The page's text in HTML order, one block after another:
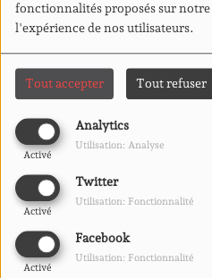
fonctionnalités proposés sur
l'expérience de nos utilisateurs.
Tout accepter Tout refuser
Analytics
Activé
Utilisation: Analyse
Twitter
Activé
Utilisation: Fonctionnalité
Facebook
Activé
Utilisation: Fonctionnalité